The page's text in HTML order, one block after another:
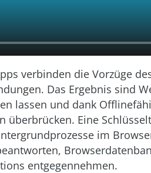
verbinden die Vorzüge
Das Ergebnis sind
lassen und dank
überbrücken. Eine
im
entgegennehmen.